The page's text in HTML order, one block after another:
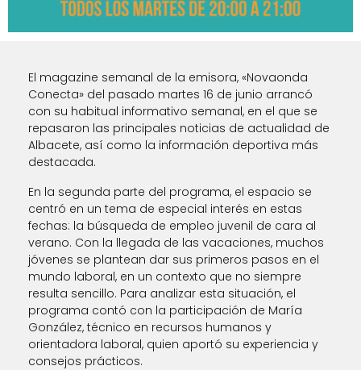
El magazine semanal de la emisora, «Novaonda
Conecta» del pasado martes 16 de junio arrancó
con su habitual informativo semanal, en el que se
repasaron las principales noticias de actualidad de
Albacete, así como la información deportiva más
destacada.
En la segunda parte del programa, el espacio se
centró en un tema de especial interés en estas
fechas: la búsqueda de empleo juvenil de cara al
verano. Con la llegada de las vacaciones, muchos
jóvenes se plantean dar sus primeros pasos en el
mundo laboral, en un contexto que no siempre
resulta sencillo. Para analizar esta situación, el
programa contó con la participación de María
González, técnico en recursos humanos y
orientadora laboral, quien aportó su experiencia y
consejos prácticos.